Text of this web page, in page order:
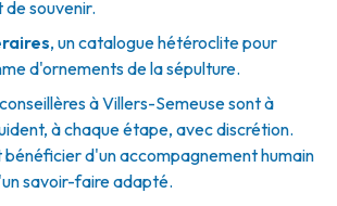
souvenir.
, un catalogue hétéroclite pour
d'ornements de la sépulture.
à Villers-Semeuse sont à
à chaque étape, avec discrétion.
bénéficier d'un accompagnement humain
savoir-faire adapté.